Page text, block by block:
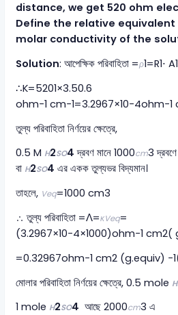
distance, we get 520 ohm
Define the relative
molar conductivity of the
Solution: আপেক্ষিক পরিবাহিতা =ρ1​=R1​⋅
∴K=5201​×3.50.6​
ohm−1 cm−1=3.2967×10−4ohm−1
তুল্য পরিবাহিতা নির্ণয়ের ক্ষেত্রে,
0.5 M H2SO4 দ্রবণ মানে 1000cm3
বা H2SO4 এর একক তুল্যভর বিদ্যমান।
তাহলে, Veq​=1000 cm3
∴ তুল্য পরিবাহিতা =Λ=κVeq​=
(3.2967×10−4×1000)ohm−1 cm2(
=0.32967ohm−1 cm2 (g.equiv)
মোলার পরিবাহিতা নির্ণয়ের ক্ষেত্রে, 0.5 mole H
1 mole H2SO4 আছে 2000cm3 এ